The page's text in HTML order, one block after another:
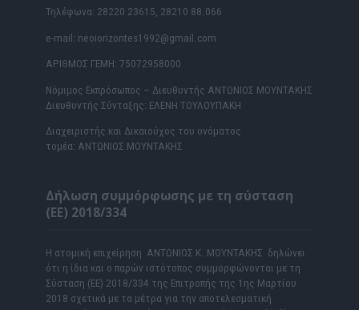
Τηλέφωνα: 28220 23615, 28210 88.066
e-mail: neoiorizontes1992@gmail.com
ΑΡΙΘΜΟΣ ΓΕΜΗ: 75072958000
Νόμιμος Εκπρόσωπος – Διευθυντής ΑΝΤΩΝΙΟΣ ΜΟΥΝΤΑΚΗΣ
Διευθυντής Σύνταξης: ΕΛΕΝΗ ΤΟΥΛΟΥΠΑΚΗ
Διαχειριστής και Δικαιούχος του ονόματος
τομέα: ΑΝΤΩΝΙΟΣ ΜΟΥΝΤΑΚΗΣ
Δήλωση συμμόρφωσης με τη σύσταση
(ΕΕ) 2018/334
Η ατομική επιχείρηση ΑΝΤΩΝΙΟΣ Κ. ΜΟΥΝΤΑΚΗΣ δηλώνει
ότι η ίδια και ο παρών ιστότοπος συμμορφώνονται με τη
Σύσταση (ΕΕ) 2018/334 της Επιτροπής της 1ης Μαρτίου
2018 σχετικά με τα μέτρα για την αποτελεσματική